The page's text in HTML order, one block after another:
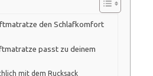
den Schlafkomfort
passt zu deinem
mit dem Rucksack